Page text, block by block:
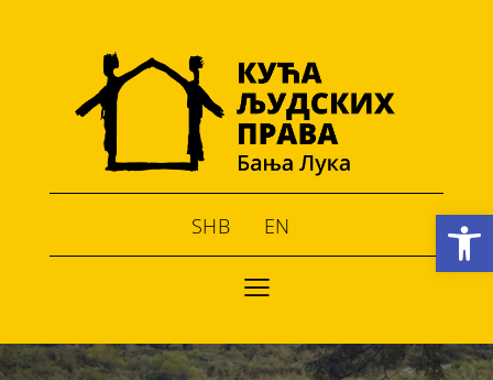
Open toolbar
SHB EN